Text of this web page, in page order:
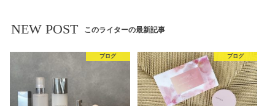
NEW POST このライターの最新記事
ブログ ブログ